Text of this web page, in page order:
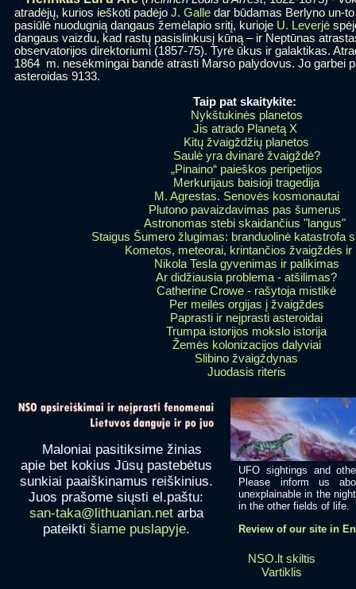
atradėjų, kurios ieškoti padėjo J. Galle dar būdamas Berlyno un-
pasiūlė nuodugnią dangaus žemėlapio sritį, kurioje U. Leverjė
dangaus vaizdu, kad rastų pasislinkusį kūną – ir Neptūnas
observatorijos direktoriumi (1857-75). Tyrė ūkus ir galaktikas.
1864 m. nesėkmingai bandė atrasti Marso palydovus. Jo garbei
asteroidas 9133.
Taip pat skaitykite:
Nykštukinės planetos
Jis atrado Planetą X
Kitų žvaigždžių planetos
Saulė yra dvinarė žvaigždė?
„Pinaino“ paieškos peripetijos
Merkurijaus baisioji tragedija
M. Agrestas. Senovės kosmonautai
Plutono pavaizdavimas pas šumerus
Astronomas stebi skaidančius "langus"
Staigus Šumero žlugimas: branduolinė katastrofa
Kometos, meteorai, krintančios žvaigždės ir
Nikola Tesla gyvenimas ir palikimas
Ar didžiausia problema - atšilimas?
Catherine Crowe - rašytoja mistikė
Per meilės orgijas į žvaigždes
Paprasti ir neįprasti asteroidai
Trumpa istorijos mokslo istorija
Žemės kolonizacijos dalyviai
Slibino žvaigždynas
Juodasis riteris
Maloniai pasitiksime žinias
apie bet kokius Jūsų pastebėtus
sunkiai paaiškinamus reiškinius.
Juos prašome siųsti el.paštu:
san-taka@lithuanian.netarba
pateikti šiame puslapyje.
UFO sightings and
Please inform us
unexplainable in the
in the other fields of life.
Review of our site in
NSO.lt skiltis
Vartiklis